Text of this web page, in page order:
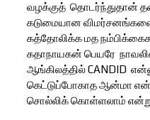
வழக்குத் தொடர்ந்துதான்
கடுமையான
கத்தோலிக்க மத
கதாநாயகன் பெயரே
ஆங்கிலத்தில் CANDID
கெட்டுப்போகாத ஆன்மா
சொல்லிக் கொள்ளலாம் என்று